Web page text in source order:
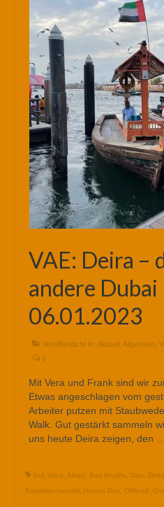
VAE: Deira –
andere Dubai
06.01.2023
Veröffentlicht in: Aktuell Allgemein
0
Mit Vera und Frank sind wir
Etwas angeschlagen vom
Arbeiter putzen mit
Walk. Gut gestärkt sammeln
uns heute Deira zeigen, den …
4x4 Abra Allrad Burj Khalifa Dau Deira
Expeditionsmobil
Honda Dax Offroad